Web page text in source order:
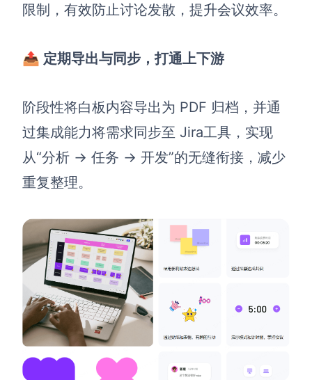
限制，有效防止讨论发散，提升会议效率。
📤 定期导出与同步，打通上下游
阶段性将白板内容导出为 PDF 归档，并通
过集成能力将需求同步至 Jira工具，实现
从“分析 → 任务 → 开发”的无缝衔接，减少
重复整理。